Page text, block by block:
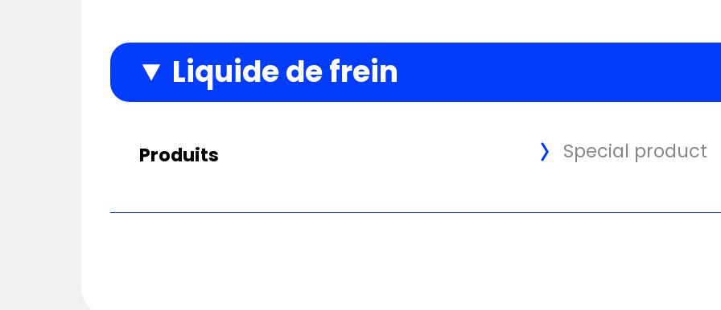
Liquide de frein
Produits Special product